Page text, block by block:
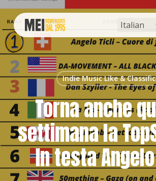
to
main
content
Indie Music Like &
Torna anche
settimana la
In testa